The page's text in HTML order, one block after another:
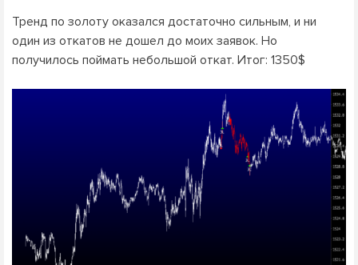
Тренд по золоту оказался достаточно сильным, и ни
один из откатов не дошел до моих заявок. Но
получилось поймать небольшой откат. Итог: 1350$